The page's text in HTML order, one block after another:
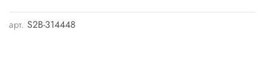
арт. S2B-314448